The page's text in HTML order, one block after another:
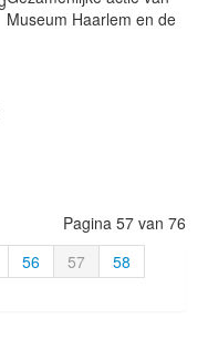
Museum Haarlem en de
Pagina 57 van 76
56 57
58